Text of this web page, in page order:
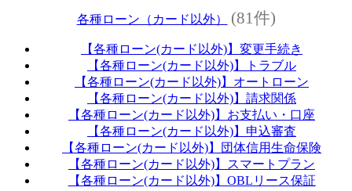
各種ローン（カード以外） (81件)
【各種ローン(カード以外)】変更手続き
【各種ローン(カード以外)】トラブル
【各種ローン(カード以外)】オートローン
【各種ローン(カード以外)】請求関係
【各種ローン(カード以外)】お支払い・口座
【各種ローン(カード以外)】申込審査
【各種ローン(カード以外)】団体信用生命保険
【各種ローン(カード以外)】スマートプラン
【各種ローン(カード以外)】OBLリース保証